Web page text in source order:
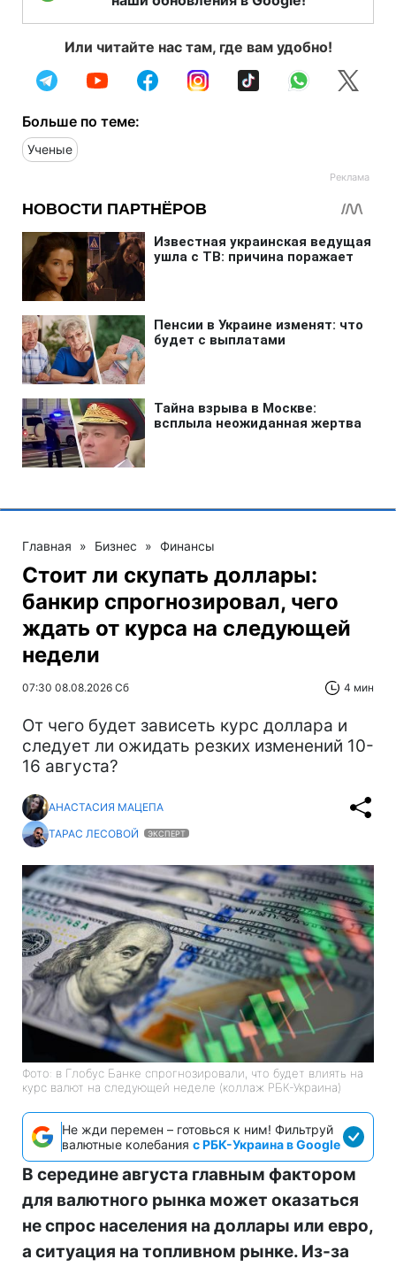
Или читайте нас там, где вам удобно!
Больше по теме:
Ученые
Главная » Бизнес » Финансы
Стоит ли скупать доллары:
банкир спрогнозировал, чего
ждать от курса на следующей
недели
07:30 08.08.2026 Сб 4 мин
От чего будет зависеть курс доллара и
следует ли ожидать резких изменений 10-
16 августа?
АНАСТАСИЯ МАЦЕПА
ТАРАС ЛЕСОВОЙ
ЭКСПЕРТ
Фото: в Глобус Банке спрогнозировали, что будет влиять на
курс валют на следующей неделе (коллаж РБК-Украина)
Не жди перемен – готовься к ним! Фильтруй
валютные колебания с РБК-Украина в Google
В середине августа главным фактором
для валютного рынка может оказаться
не спрос населения на доллары или евро,
а ситуация на топливном рынке. Из-за